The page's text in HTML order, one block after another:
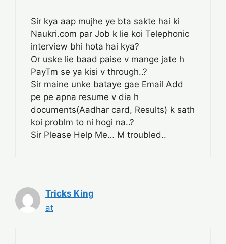
Sir kya aap mujhe ye bta sakte hai ki
Naukri.com par Job k lie koi Telephonic
interview bhi hota hai kya?
Or uske lie baad paise v mange jate h
PayTm se ya kisi v through..?
Sir maine unke bataye gae Email Add
pe pe apna resume v dia h
documents(Aadhar card, Results) k sath
koi problm to ni hogi na..?
Sir Please Help Me… M troubled..
Tricks King
at